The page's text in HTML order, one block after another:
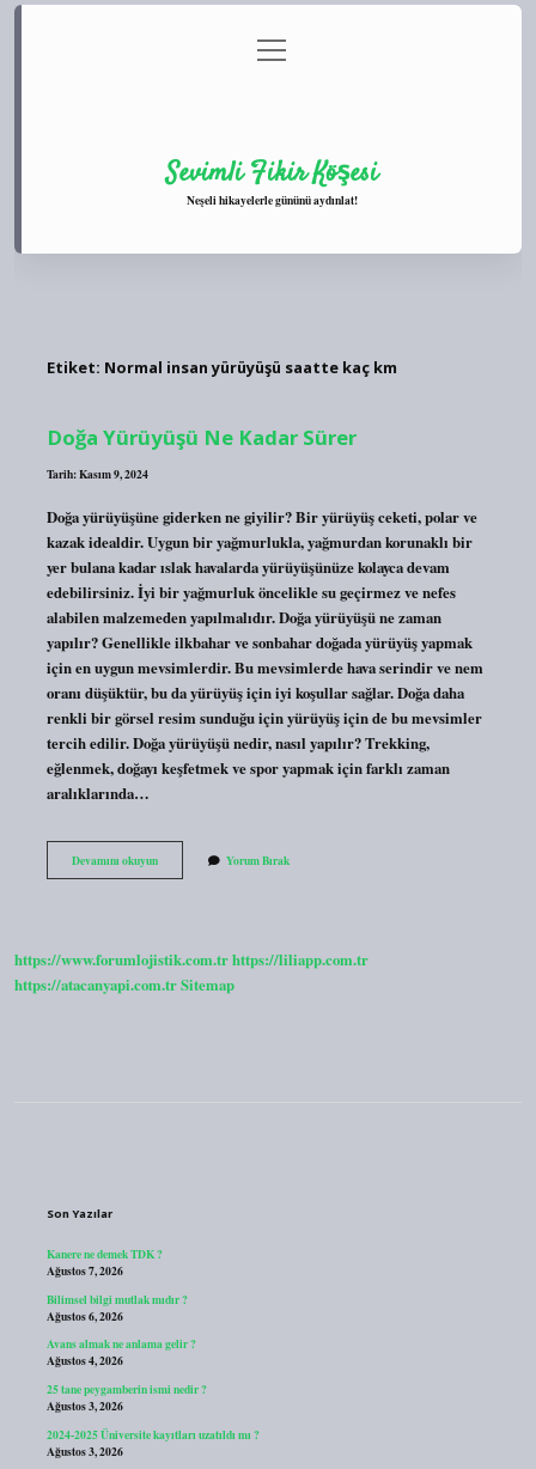
Gizlilik Politikası
menüyü
aç
Sevimli Fikir Köşesi
Neşeli hikayelerle gününü aydınlat!
Etiket: Normal insan yürüyüşü saatte kaç km
Doğa Yürüyüşü Ne Kadar Sürer
Tarih: Kasım 9, 2024
Doğa yürüyüşüne giderken ne giyilir? Bir yürüyüş ceketi, polar ve
kazak idealdir. Uygun bir yağmurlukla, yağmurdan korunaklı bir
yer bulana kadar ıslak havalarda yürüyüşünüze kolayca devam
edebilirsiniz. İyi bir yağmurluk öncelikle su geçirmez ve nefes
alabilen malzemeden yapılmalıdır. Doğa yürüyüşü ne zaman
yapılır? Genellikle ilkbahar ve sonbahar doğada yürüyüş yapmak
için en uygun mevsimlerdir. Bu mevsimlerde hava serindir ve nem
oranı düşüktür, bu da yürüyüş için iyi koşullar sağlar. Doğa daha
renkli bir görsel resim sunduğu için yürüyüş için de bu mevsimler
tercih edilir. Doğa yürüyüşü nedir, nasıl yapılır? Trekking,
eğlenmek, doğayı keşfetmek ve spor yapmak için farklı zaman
aralıklarında…
Devamını okuyunDoğa
Yürüyüşü
Yorum Bırak
https://www.forumlojistik.com.trhttps://liliapp.com.tr
https://atacanyapi.com.trSitemap
Son Yazılar
Kanere ne demek TDK ?
Ağustos 7, 2026
Bilimsel bilgi mutlak mıdır ?
Ağustos 6, 2026
Avans almak ne anlama gelir ?
Ağustos 4, 2026
25 tane peygamberin ismi nedir ?
Ağustos 3, 2026
2024-2025 Üniversite kayıtları uzatıldı mı ?
Ağustos 3, 2026